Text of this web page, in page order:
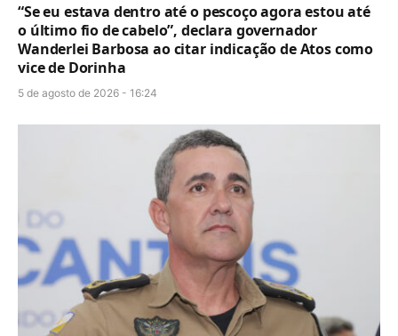
“Se eu estava dentro até o pescoço agora estou até
o último fio de cabelo”, declara governador
Wanderlei Barbosa ao citar indicação de Atos como
vice de Dorinha
5 de agosto de 2026 - 16:24